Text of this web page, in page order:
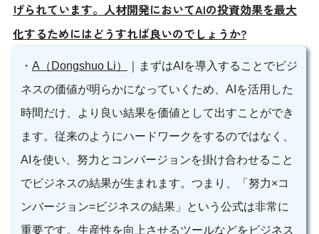
げられています。人材開発においてAIの投資効果を最大
化するためにはどうすれば良いのでしょうか?
・ A（Dongshuo Li）
｜まずはAIを導入することでビジ
ネスの価値が明らかになっていくため、AIを活用した
時間だけ、より良い結果を価値として出すことができ
ます。従来のようにハードワークをするのではなく、
AIを使い、努力とコンバージョンを掛け合わせること
でビジネスの結果が生まれます。つまり、「努力×コ
ンバージョン=ビジネスの結果」という公式は非常に
重要です。生産性を向上させるツールなどをビジネス